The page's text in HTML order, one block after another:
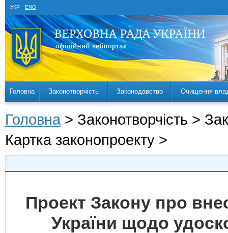
УКР ENG
Головна Законотворчість Законодавство Очищення
Головна > Законотворчість >
Картка законопроекту >
Проект Закону про
України щодо